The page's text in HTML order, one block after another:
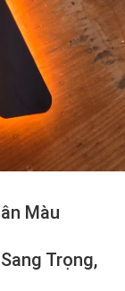
Màu
Trọng,